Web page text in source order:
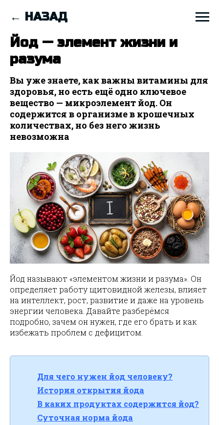
← НАЗАД
Йод — элемент жизни и
разума
Вы уже знаете, как важны витамины для
здоровья, но есть ещё одно ключевое
вещество — микроэлемент йод. Он
содержится в организме в крошечных
количествах, но без него жизнь
невозможна
Йод называют «элементом жизни и разума». Он
определяет работу щитовидной железы, влияет
на интеллект, рост, развитие и даже на уровень
энергии человека. Давайте разберёмся
подробно, зачем он нужен, где его брать и как
избежать проблем с дефицитом.
Для чего нужен йод человеку?
История открытия йода
В каких продуктах содержится йод?
Суточная норма йода